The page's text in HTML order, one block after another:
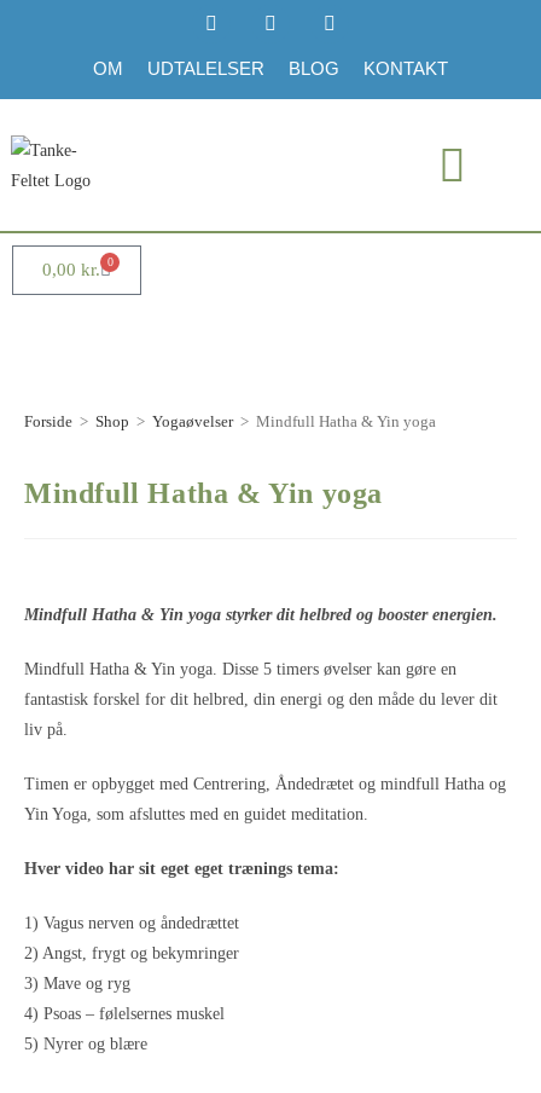
OM UDTALELSER BLOG KONTAKT
0,00 kr. 0
Forside > Shop > Yogaøvelser > Mindfull Hatha & Yin yoga
Mindfull Hatha & Yin yoga
Mindfull Hatha & Yin yoga styrker dit helbred og booster energien.
Mindfull Hatha & Yin yoga. Disse 5 timers øvelser kan gøre en
fantastisk forskel for dit helbred, din energi og den måde du lever dit
liv på.
Timen er opbygget med Centrering, Åndedrætet og mindfull Hatha og
Yin Yoga, som afsluttes med en guidet meditation.
Hver video har sit eget eget trænings tema:
1) Vagus nerven og åndedrættet
2) Angst, frygt og bekymringer
3) Mave og ryg
4) Psoas – følelsernes muskel
5) Nyrer og blære